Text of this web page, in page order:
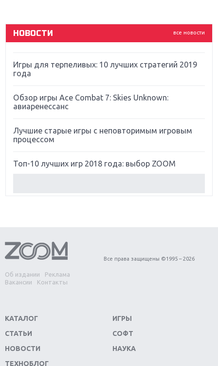
все новости
НОВОСТИ
Far Cry 5: хвалить нельзя ругать
Игры для терпеливых: 10 лучших стратегий 2019
года
Обзор игры Ace Combat 7: Skies Unknown:
авиаренессанс
Лучшие старые игры с неповторимым игровым
процессом
Топ-10 лучших игр 2018 года: выбор ZOOM
Обзор игры Forza Horizon 4: вершина эволюции
Две важных новинки для консолей: Spider-Man и
Divinity Original Sin 2
Switch
Обзор игры The Crew 2: покорение Америки
Об издании
Реклама
Вакансии
Контакты
Все права защищены ©1995 – 2026
КАТАЛОГ
СТАТЬИ
НОВОСТИ
ТЕХНОБЛОГ
ИГРЫ
СОФТ
НАУКА